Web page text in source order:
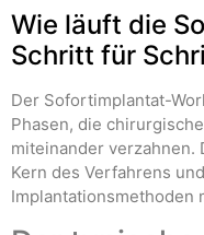
Wie läuft die
Schritt für
Der Sofortimplantat-
Phasen, die
miteinander
Kern des Verfahrens
Implantationsmethoden